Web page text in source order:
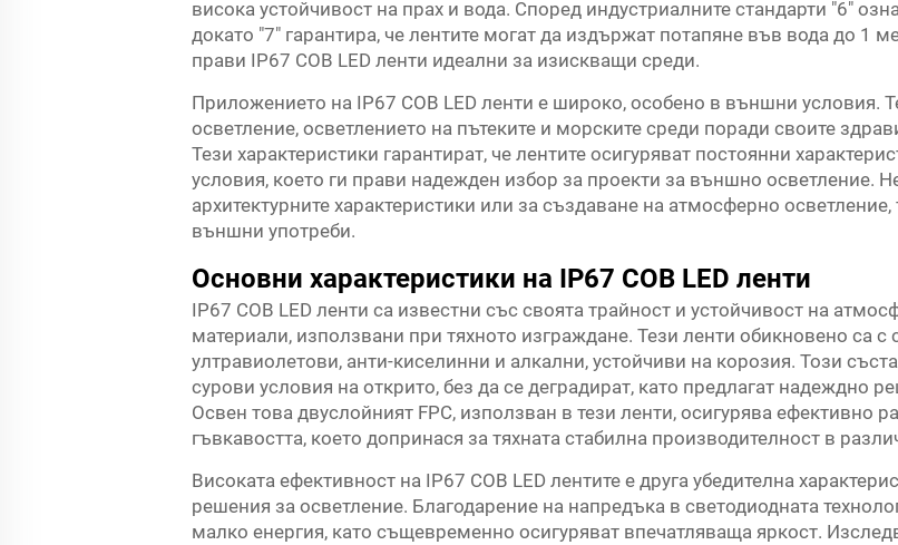
висока устойчивост на прах и вода. Според индустриалните стандарти "6"
докато "7" гарантира, че лентите могат да издържат потапяне във вода до 1
прави IP67 COB LED ленти идеални за изискващи среди.
Приложението на IP67 COB LED ленти е широко, особено в външни условия.
осветление, осветлението на пътеките и морските среди поради своите
Тези характеристики гарантират, че лентите осигуряват постоянни
условия, което ги прави надежден избор за проекти за външно осветление.
архитектурните характеристики или за създаване на атмосферно
външни употреби.
Основни характеристики на IP67 COB LED ленти
IP67 COB LED ленти са известни със своята трайност и устойчивост на
материали, използвани при тяхното изграждане. Тези ленти обикновено са
ултравиолетови, анти-киселинни и алкални, устойчиви на корозия. Този
сурови условия на открито, без да се деградират, като предлагат надеждно
Освен това двуслойният FPC, използван в тези ленти, осигурява ефективно
гъвкавостта, което допринася за тяхната стабилна производителност в
Високата ефективност на IP67 COB LED лентите е друга убедителна
решения за осветление. Благодарение на напредъка в светодиодната
малко енергия, като същевременно осигуряват впечатляваща яркост.